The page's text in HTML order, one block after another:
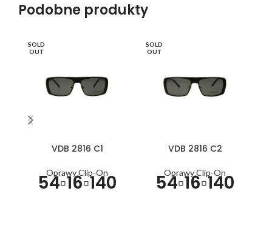
Podobne produkty
SOLD
OUT
VDB 2816 C1
Oprawy Clip-On
54▫16▫140
SOLD
OUT
VDB 2816 C2
Oprawy Clip-On
54▫16▫140